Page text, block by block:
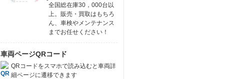
全国総在庫30，000台以
上。販売・買取はもちろ
ん、車検やメンテナンス
までお任せください！
車両ページQRコード
QRコードをスマホで読み込むと車両詳
細ページに遷移できます